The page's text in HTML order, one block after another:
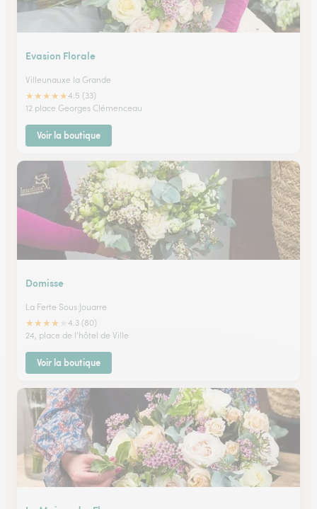
Evasion Florale
Villeunauxe la Grande
★★★★★4.5 (33)
12 place Georges Clémenceau
Voir la boutique
Domisse
La Ferte Sous Jouarre
★★★★
4.3 (80)
24, place de l'hôtel de Ville
Voir la boutique